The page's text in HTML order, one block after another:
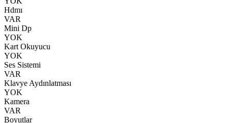
Hdmı
VAR
Mini Dp
YOK
Kart Okuyucu
YOK
Ses Sistemi
VAR
Klavye Aydınlatması
YOK
Kamera
VAR
Boyutlar